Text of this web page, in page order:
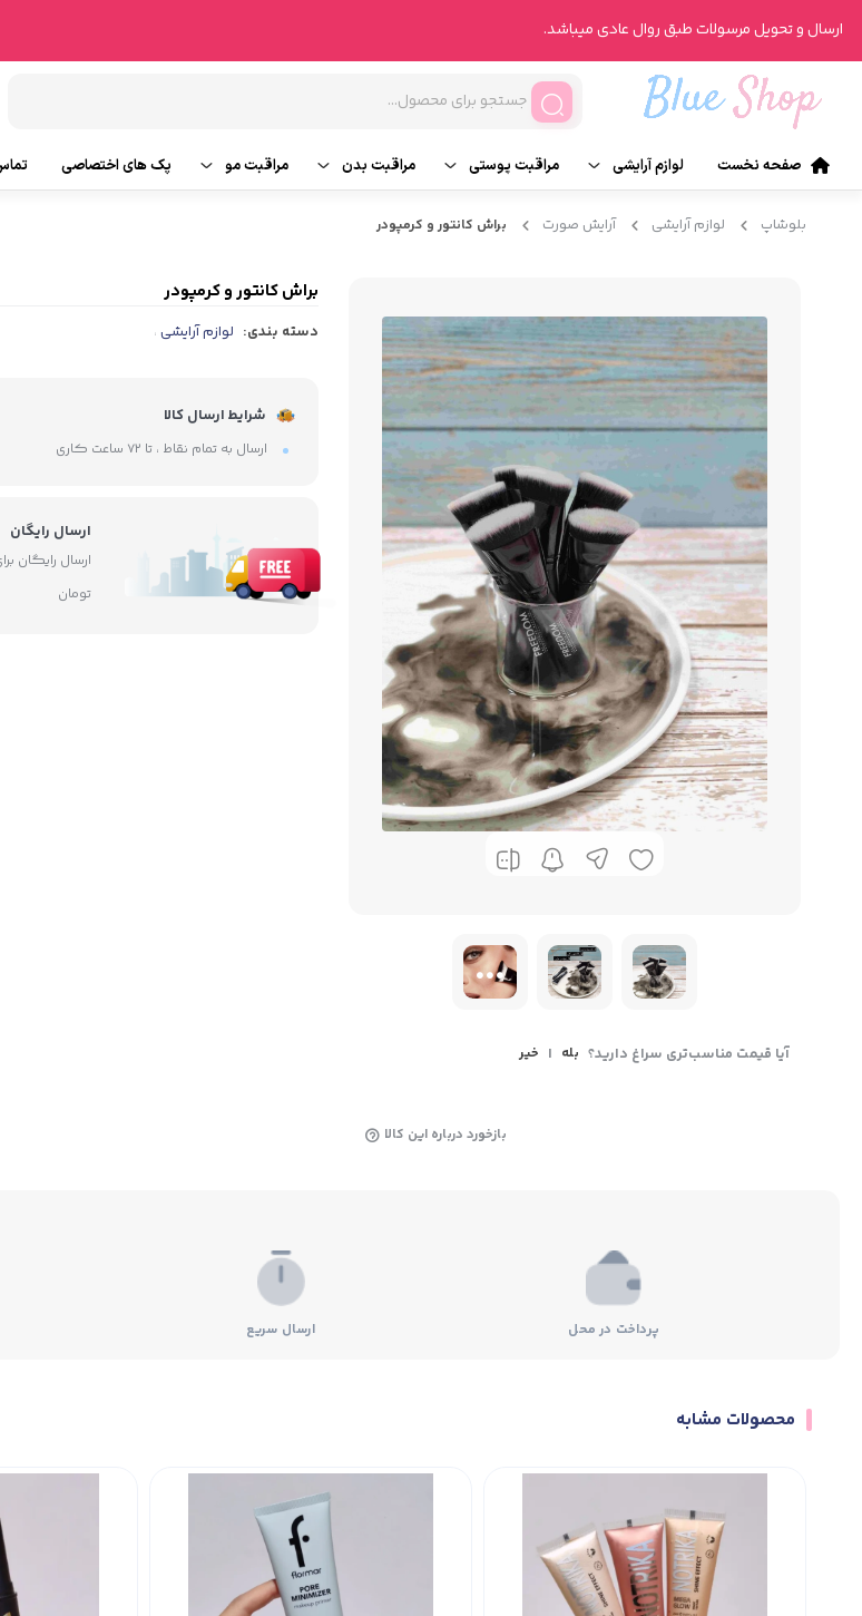
ارسال و تحویل مرسولات طبق روال عادی میباشد.
صفحه نخست لوازم آرایشی
آرایش صورت
آرایش لب
آرایش ابرو
مراقبت پوستی
تونر
محصولات درمانی
شیت ماسک
مراقبت بدن
ناخن
عطر و رایحه
مراقبت مو
ماسک مو
روغن و سرم مو
پک های اختصاصی
بلوشاپ لوازم آرایشی آرایش صورت براش کانتور و کرمپودر
آیا قیمت مناسب‌تری سراغ دارید؟ بله | خیر
بازخورد درباره این کالا
براش کانتور و کرمپودر
دسته بندی: لوازم آرایشی ،
شرایط ارسال کالا
ارسال به تمام نقاط ، تا ۷۲ ساعت کاری
ارسال رایگان
تومان
پرداخت در محل ارسال سریع
محصولات مشابه